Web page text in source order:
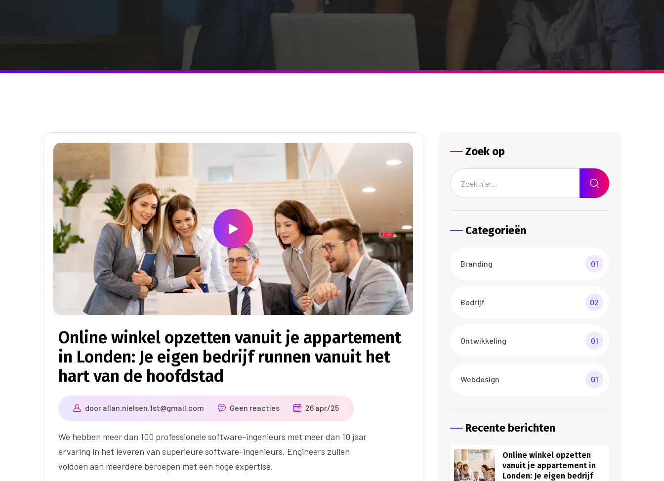
Online winkel opzetten vanuit je appartement
in Londen: Je eigen bedrijf runnen vanuit het
hart van de hoofdstad
door allan.nielsen.1st@gmail.com Geen reacties 26 apr/25
We hebben meer dan 100 professionele software-ingenieurs met meer dan 10 jaar
ervaring in het leveren van superieure software-ingenieurs. Engineers zullen
voldoen aan meerdere beroepen met een hoge expertise.
Zoek op
Categorieën
Branding 01
Bedrijf 02
Ontwikkeling 01
Webdesign 01
Recente berichten
Online winkel opzetten
vanuit je appartement in
Londen: Je eigen bedrijf